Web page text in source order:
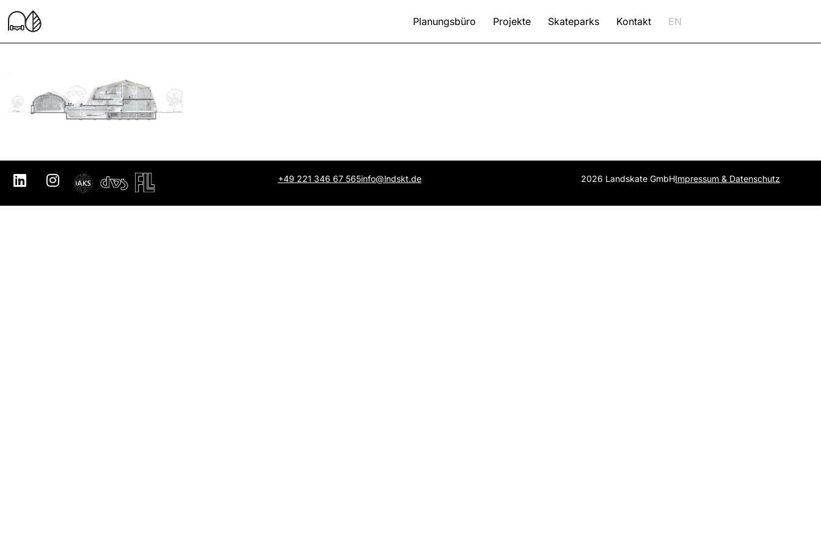
Planungsbüro Projekte Skateparks Kontakt EN
+49 221 346 67 565info@lndskt.de 2026 Landskate GmbHImpressum & Datenschutz